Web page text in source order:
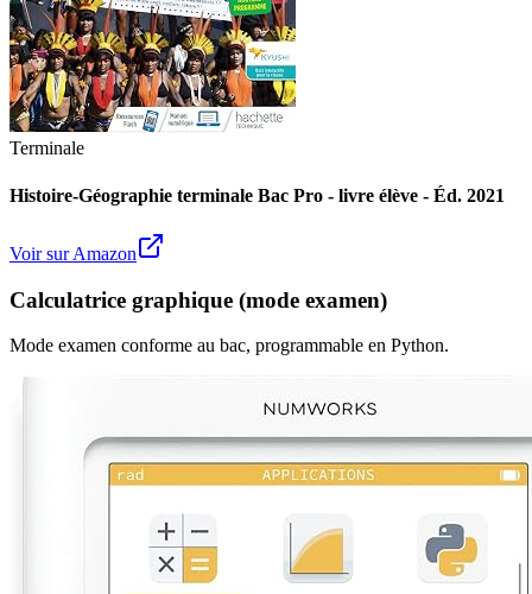
Terminale
Histoire-Géographie terminale Bac Pro - livre élève - Éd. 2021
Voir sur Amazon
Calculatrice graphique (mode examen)
Mode examen conforme au bac, programmable en Python.